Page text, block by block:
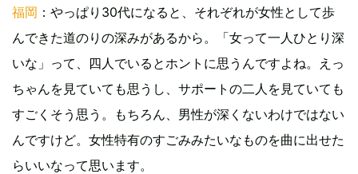
福岡 ：やっぱり30代になると、それぞれが女性として歩
んできた道のりの深みがあるから。「女って一人ひとり深
いな」って、四人でいるとホントに思うんですよね。えっ
ちゃんを見ていても思うし、サポートの二人を見ていても
すごくそう思う。もちろん、男性が深くないわけではない
んですけど。女性特有のすごみみたいなものを曲に出せた
らいいなって思います。